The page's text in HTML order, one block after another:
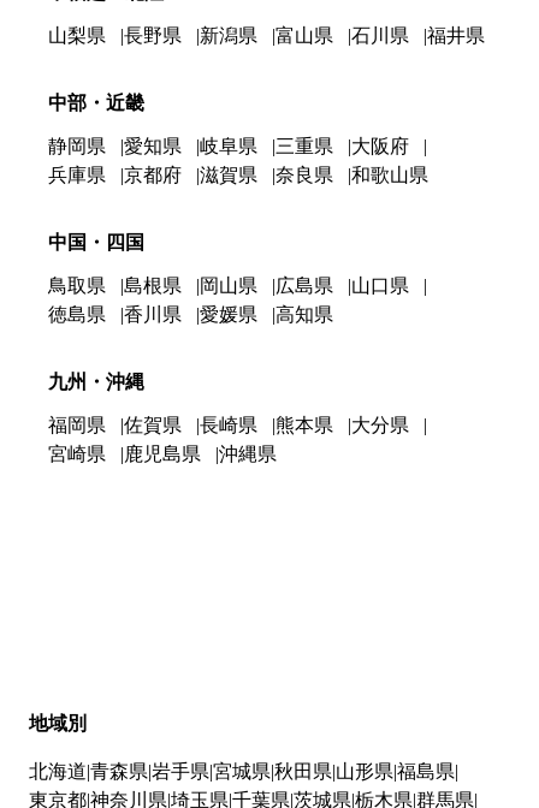
山梨県 長野県 新潟県 富山県 石川県 福井県
中部・近畿
静岡県 愛知県 岐阜県 三重県
大阪府
兵庫県
京都府 滋賀県 奈良県 和歌山県
中国・四国
鳥取県 島根県 岡山県 広島県
山口県
徳島県
香川県 愛媛県 高知県
九州・沖縄
福岡県 佐賀県 長崎県 熊本県
大分県
宮崎県
鹿児島県 沖縄県
地域別
北海道 青森県 岩手県 宮城県 秋田県 山形県 福島県
東京都神奈川県 埼玉県 千葉県 茨城県 栃木県 群馬県